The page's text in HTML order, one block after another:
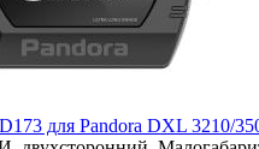
для Pandora DXL 3210/